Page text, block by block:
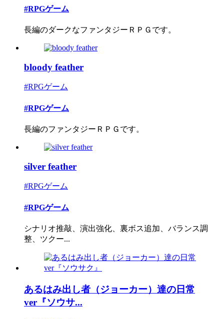
#RPGゲーム
長編のダークなファンタジーＲＰＧです。
bloody feather
#RPGゲーム
#RPGゲーム
長編のファンタジーＲＰＧです。
silver feather
#RPGゲーム
#RPGゲーム
シナリオ推敲、演出強化、裏ボス追加、バランス調
整、ツクー...
あるはみ出し者（ジョーカー）達の日常
ver『ソウサ...